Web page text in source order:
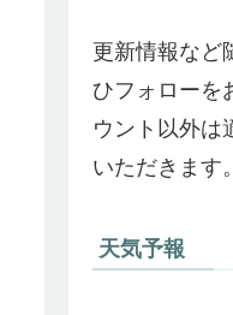
更新情報など
ひフォローを
ウント以外は
いただきます。
天気予報